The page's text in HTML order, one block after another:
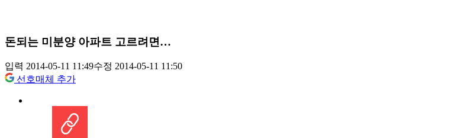
돈되는 미분양 아파트 고르려면…
입력 2014-05-11 11:49수정 2014-05-11 11:50
선호매체 추가